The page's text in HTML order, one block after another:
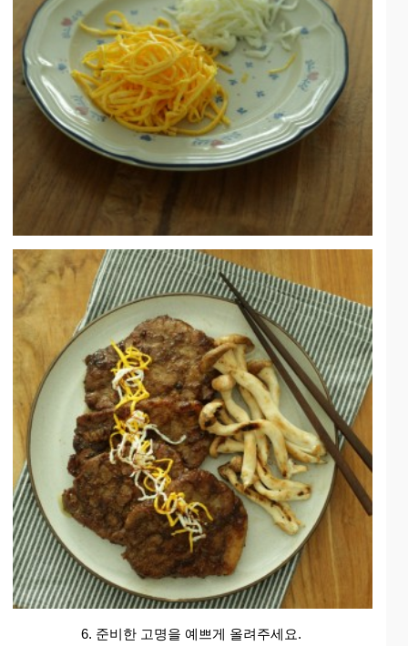
6. 준비한 고명을 예쁘게 올려주세요.